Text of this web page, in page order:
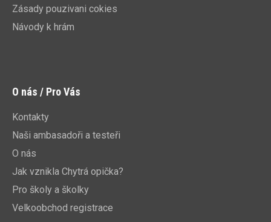
Zásady pouzivani cokies
Návody k hrám
O nás / Pro Vás
Kontakty
Naši ambasadoři a testeři
O nás
Jak vznikla Chytrá opička?
Pro školy a školky
Velkoobchod registrace